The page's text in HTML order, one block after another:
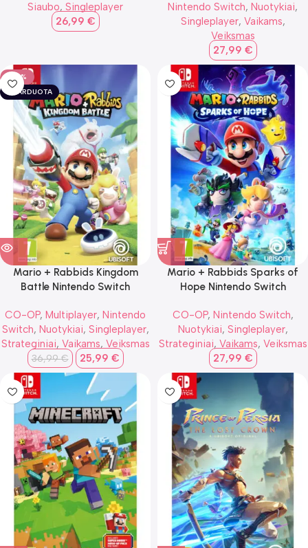
Siaubo, Singleplayer
26,99 €
Nintendo Switch, Nuotykiai,
Singleplayer, Vaikams,
Veiksmas
27,99 €
-30%
IŠPARDUOTA
Mario + Rabbids Kingdom
Battle Nintendo Switch
CO-OP, Multiplayer, Nintendo
Switch, Nuotykiai, Singleplayer,
Strateginiai, Vaikams, Veiksmas
36,99€ 25,99 €
Mario + Rabbids Sparks of
Hope Nintendo Switch
CO-OP, Nintendo Switch,
Nuotykiai, Singleplayer,
Strateginiai, Vaikams, Veiksmas
27,99 €